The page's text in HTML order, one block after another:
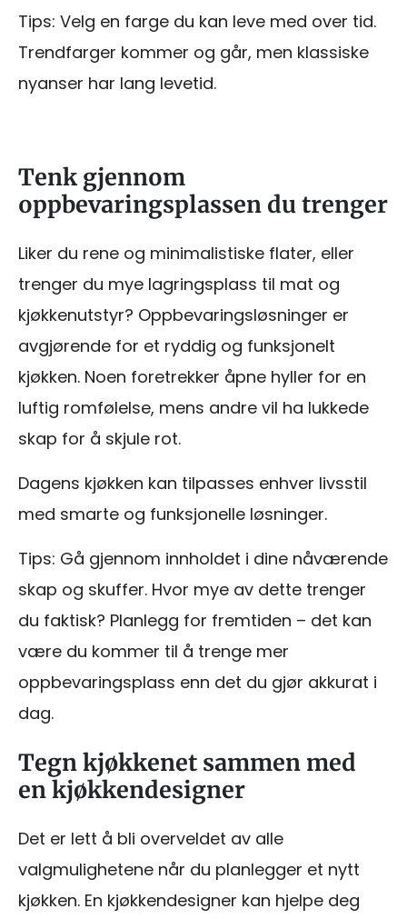
Tips: Velg en farge du kan leve med over tid.
Trendfarger kommer og går, men klassiske
nyanser har lang levetid.
Tenk gjennom
oppbevaringsplassen du trenger
Liker du rene og minimalistiske flater, eller
trenger du mye lagringsplass til mat og
kjøkkenutstyr? Oppbevaringsløsninger er
avgjørende for et ryddig og funksjonelt
kjøkken. Noen foretrekker åpne hyller for en
luftig romfølelse, mens andre vil ha lukkede
skap for å skjule rot.
Dagens kjøkken kan tilpasses enhver livsstil
med smarte og funksjonelle løsninger.
Tips: Gå gjennom innholdet i dine nåværende
skap og skuffer. Hvor mye av dette trenger
du faktisk? Planlegg for fremtiden – det kan
være du kommer til å trenge mer
oppbevaringsplass enn det du gjør akkurat i
dag.
Tegn kjøkkenet sammen med
en kjøkkendesigner
Det er lett å bli overveldet av alle
valgmulighetene når du planlegger et nytt
kjøkken. En kjøkkendesigner kan hjelpe deg